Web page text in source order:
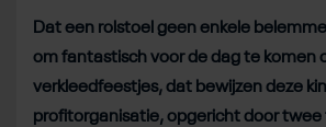
Dat een rolstoel geen enkele
om fantastisch voor de dag te komen
verkleedfeestjes, dat bewijzen deze
profitorganisatie, opgericht door